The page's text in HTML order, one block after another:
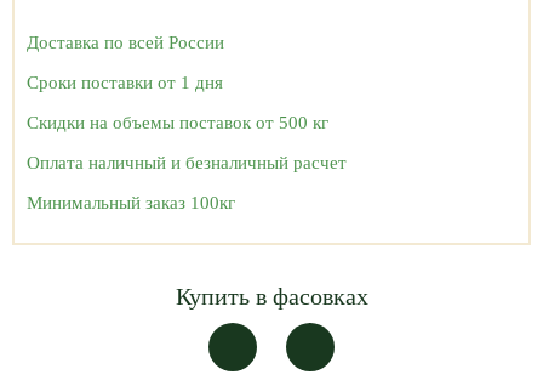
Доставка по всей России
Сроки поставки от 1 дня
Скидки на объемы поставок от 500 кг
Оплата наличный и безналичный расчет
Минимальный заказ 100кг
Купить в фасовках